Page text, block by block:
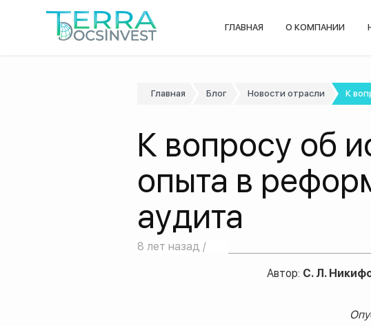
ГЛАВНАЯ О КОМПАНИИ
Главная Блог Новости отрасли К
К вопросу об
опыта в
аудита
8 лет назад /
Автор: С. Л.